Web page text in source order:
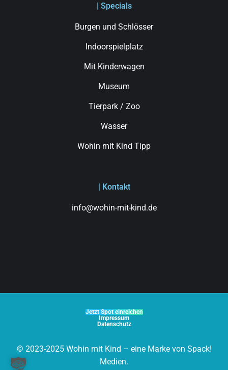
| Specials
Burgen und Schlösser
Indoorspielplatz
Mit Kinderwagen
Museum
Tierpark / Zoo
Wasser
Wohin mit Kind Tipp
| Kontakt
info@wohin-mit-kind.de
© 2023-2025 Wohin mit Kind – eine Marke von Spack!
Medien.
Jetzt Spot einreichen
Impressum
Datenschutz